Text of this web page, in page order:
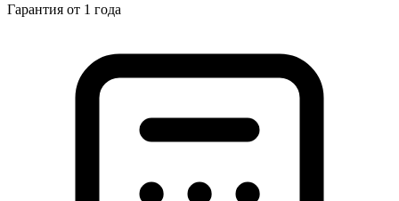
Гарантия от 1 года